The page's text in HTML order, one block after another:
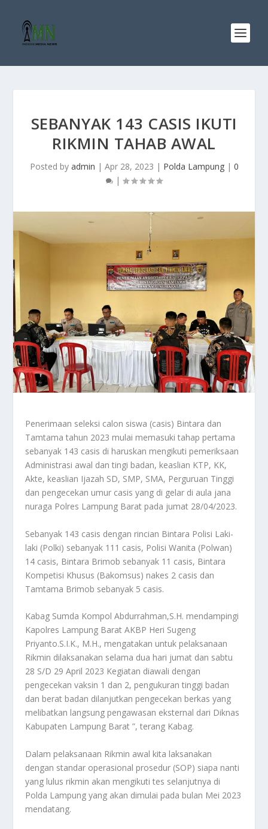
SEBANYAK 143 CASIS IKUTI
RIKMIN TAHAB AWAL
Posted by admin | Apr 28, 2023 | Polda Lampung| 0
|
Penerimaan seleksi calon siswa (casis) Bintara dan
Tamtama tahun 2023 mulai memasuki tahap pertama
sebanyak 143 casis di haruskan mengikuti pemeriksaan
Administrasi awal dan tingi badan, keaslian KTP, KK,
Akte, keaslian Ijazah SD, SMP, SMA, Perguruan Tinggi
dan pengecekan umur casis yang di gelar di aula jana
nuraga Polres Lampung Barat pada jumat 28/04/2023.
Sebanyak 143 casis dengan rincian Bintara Polisi Laki-
laki (Polki) sebanyak 111 casis, Polisi Wanita (Polwan)
14 casis, Bintara Brimob sebanyak 11 casis, Bintara
Kompetisi Khusus (Bakomsus) nakes 2 casis dan
Tamtama Brimob sebanyak 5 casis.
Kabag Sumda Kompol Abdurrahman,S.H. mendampingi
Kapolres Lampung Barat AKBP Heri Sugeng
Priyanto.S.I.K., M.H., mengatakan untuk pelaksanaan
Rikmin dilaksanakan selama dua hari jumat dan sabtu
28 S/D 29 April 2023 Kegiatan diawali dengan
pengecekan vaksin 1 dan 2, pengukuran tinggi badan
dan berat badan dilanjutkan pengecekan berkas yang
melibatkan langsung pengawasan eksternal dari Diknas
Kabupaten Lampung Barat ”, terang Kabag.
Dalam pelaksanaan Rikmin awal kita laksanakan
dengan standar operasional prosedur (SOP) siapa nanti
yang lulus rikmin akan mengikuti tes selanjutnya di
Polda Lampung yang akan dimulai pada bulan Mei 2023
mendatang.